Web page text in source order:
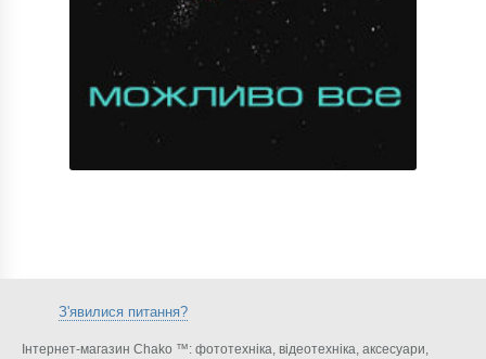
З'явилися питання?
Інтернет-магазин Chako ™: фототехніка, відеотехніка, аксесуари,